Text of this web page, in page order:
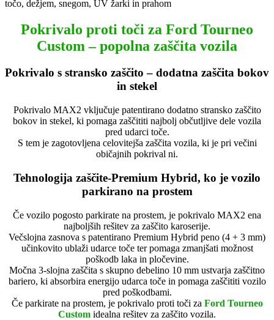
Pokrivalo proti toči za Ford Tourneo
Custom – popolna zaščita vozila
Pokrivalo s stransko zaščito – dodatna zaščita bokov
in stekel
Pokrivalo MAX2 vključuje patentirano dodatno stransko zaščito
bokov in stekel, ki pomaga zaščititi najbolj občutljive dele vozila
pred udarci toče.
S tem je zagotovljena celovitejša zaščita vozila, ki je pri večini
običajnih pokrival ni.
Tehnologija zaščite-Premium Hybrid, ko je vozilo
parkirano na prostem
Če vozilo pogosto parkirate na prostem, je pokrivalo MAX2 ena
najboljših rešitev za zaščito karoserije.
Večslojna zasnova s patentirano Premium Hybrid peno (4 + 3 mm)
učinkovito ublaži udarce toče ter pomaga zmanjšati možnost
poškodb laka in pločevine.
Močna 3-slojna zaščita s skupno debelino 10 mm ustvarja zaščitno
bariero, ki absorbira energijo udarca toče in pomaga zaščititi vozilo
pred poškodbami.
Če parkirate na prostem, je pokrivalo proti toči za Ford Tourneo
Custom idealna rešitev za zaščito vozila.